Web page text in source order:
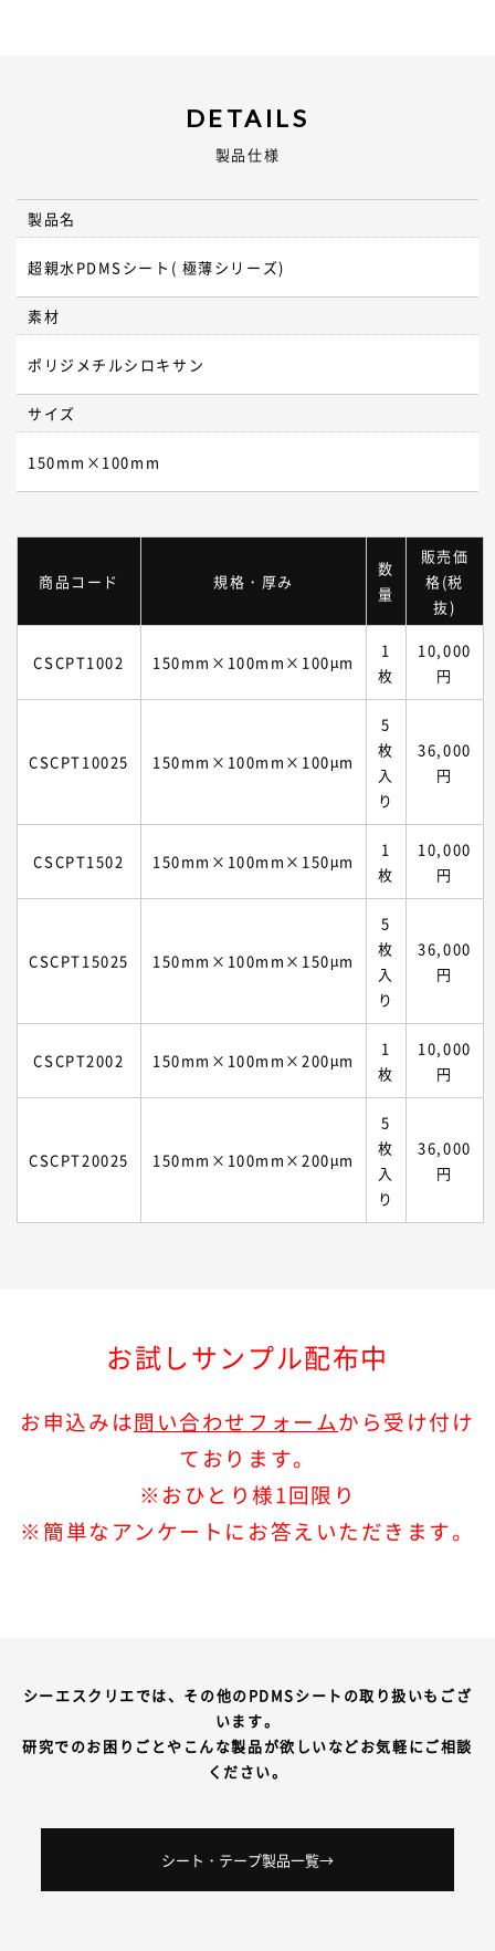
DETAILS
製品仕様
製品名
超親水PDMSシート( 極薄シリーズ)
素材
ポリジメチルシロキサン
サイズ
150mm×100mm
商品コード 規格・厚み
数
量
販売価
格(税
抜)
CSCPT1002 150mm×100mm×100µm
1
枚
10,000
円
CSCPT10025 150mm×100mm×100µm
5
枚
入
り
36,000
円
CSCPT1502 150mm×100mm×150µm
1
枚
10,000
円
CSCPT15025 150mm×100mm×150µm
5
枚
入
り
36,000
円
CSCPT2002 150mm×100mm×200µm
1
枚
10,000
円
CSCPT20025 150mm×100mm×200µm
5
枚
入
り
36,000
円
お試しサンプル配布中
お申込みは問い合わせフォームから受け付け
ております。
※おひとり様1回限り
※簡単なアンケートにお答えいただきます。
シーエスクリエでは、その他のPDMSシートの取り扱いもござ
います。
研究でのお困りごとやこんな製品が欲しいなどお気軽にご相談
ください。
シート・テープ製品一覧→